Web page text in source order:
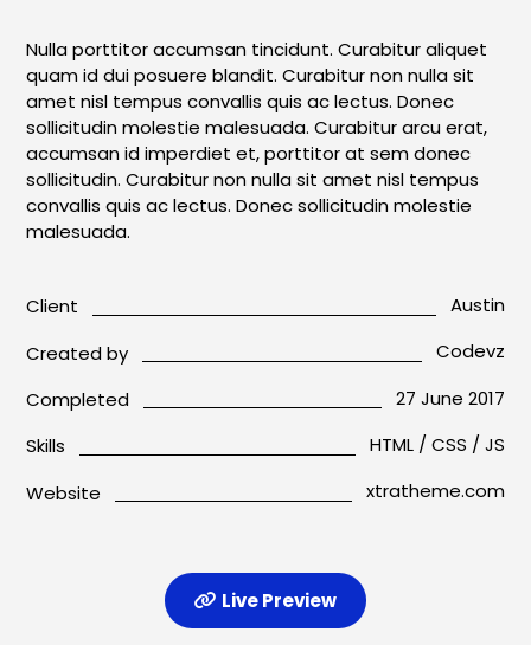
Nulla porttitor accumsan tincidunt. Curabitur aliquet
quam id dui posuere blandit. Curabitur non nulla sit
amet nisl tempus convallis quis ac lectus. Donec
sollicitudin molestie malesuada. Curabitur arcu erat,
accumsan id imperdiet et, porttitor at sem donec
sollicitudin. Curabitur non nulla sit amet nisl tempus
convallis quis ac lectus. Donec sollicitudin molestie
malesuada.
Client
Austin
Created by
Codevz
Completed
27 June 2017
Skills
HTML / CSS / JS
Website
xtratheme.com
Live Preview